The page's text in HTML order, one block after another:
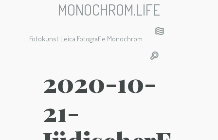
MONOCHROM.LIFE
Fotokunst Leica Fotografie Monochrom
2020-10-
21-